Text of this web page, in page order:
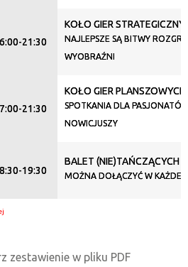
21:30
KOŁO GIER
NAJLEPSZE SĄ BITWY
WYOBRAŹNI
21:30
KOŁO GIER PLANSZOWYCH
SPOTKANIA DLA
NOWICJUSZY
19:30
BALET (NIE)TAŃCZĄCYCH
MOŻNA DOŁĄCZYĆ W KAŻDEJ
zestawienie w pliku PDF